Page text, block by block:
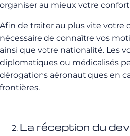
organiser au mieux votre
Afin de traiter au plus vite votre
nécessaire de connaître vos
ainsi que votre nationalité. Les
diplomatiques ou médicalisés
dérogations aéronautiques en
frontières.
La réception du